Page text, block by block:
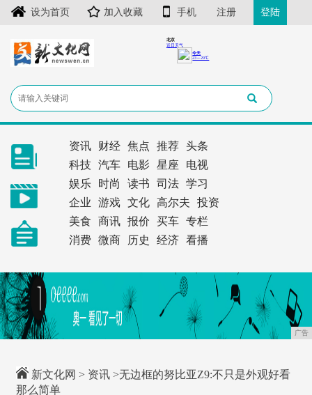
设为首页 加入收藏 手机 注册 登陆
资讯 财经 焦点 推荐
头条
科技
汽车 电影 星座
电视
娱乐
时尚 读书 司法
学习
企业
游戏 文化 高尔夫
投资
美食
商讯 报价 买车
专栏
消费
微商 历史 经济 看播
广告
新文化网 > 资讯 >无边框的努比亚Z9:不只是外观好看
那么简单